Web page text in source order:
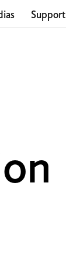
Support